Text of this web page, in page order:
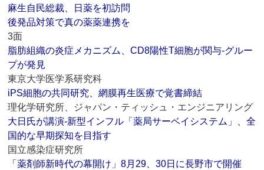
麻生自民総裁、日薬を初訪問
後発品対策で真の薬薬連携を
3面
脂肪組織の炎症メカニズム、CD8陽性T細胞が関与‐グルー
プが発見
東京大学医学系研究科
iPS細胞の共同研究、網膜再生医療で覚書締結
理化学研究所、ジャパン・ティッシュ・エンジニアリング
大日氏が講演‐新型インフル「薬局サーベイシステム」、全
国的な早期探知を目指す
国立感染症研究所
「薬剤師新時代の幕開け」8月29、30日に長野市で開催